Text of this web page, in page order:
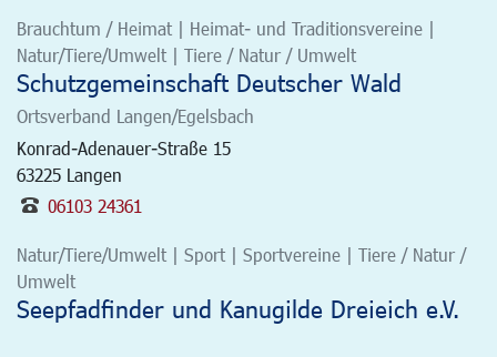
Brauchtum / Heimat | Heimat- und Traditionsvereine |
Natur/Tiere/Umwelt | Tiere / Natur / Umwelt
Schutzgemeinschaft Deutscher Wald
Ortsverband Langen/Egelsbach
Konrad-Adenauer-Straße 15
63225 Langen
06103 24361
Natur/Tiere/Umwelt | Sport | Sportvereine | Tiere / Natur /
Umwelt
Seepfadfinder und Kanugilde Dreieich e.V.